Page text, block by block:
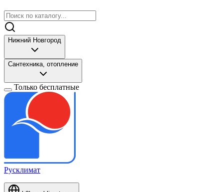
Нижний Новгород
Сантехника, отопление
Только бесплатные
Русклимат